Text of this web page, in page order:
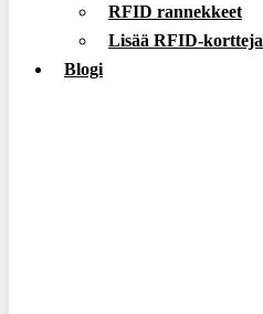
RFID rannekkeet
Lisää RFID-kortteja
Blogi